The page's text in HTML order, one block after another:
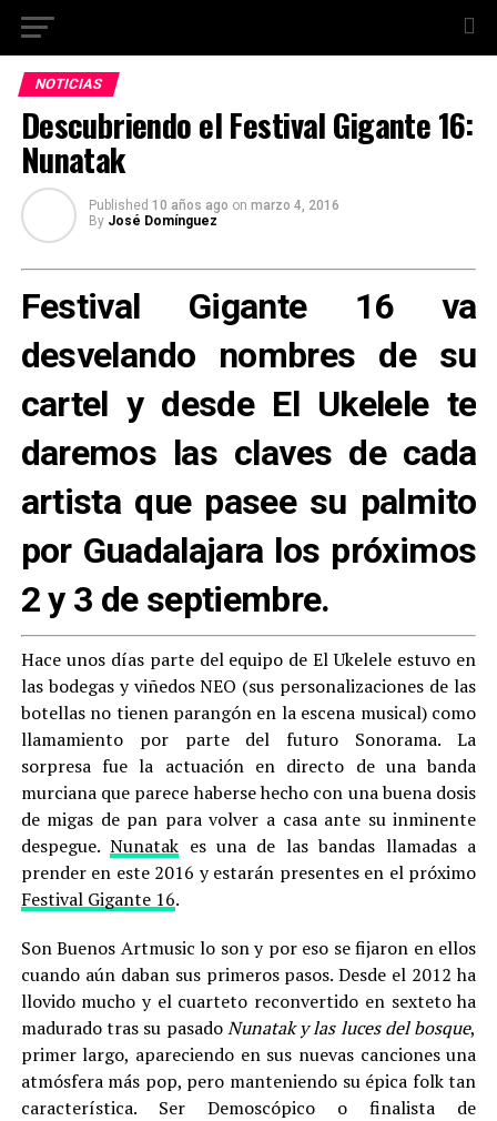
NOTICIAS
Descubriendo el Festival Gigante 16:
Nunatak
Published 10 años ago on marzo 4, 2016
By José Domínguez
Festival Gigante 16 va
desvelando nombres de su
cartel y desde El Ukelele te
daremos las claves de cada
artista que pasee su palmito
por Guadalajara los próximos
2 y 3 de septiembre.
Hace unos días parte del equipo de El Ukelele estuvo en
las bodegas y viñedos NEO (sus personalizaciones de las
botellas no tienen parangón en la escena musical) como
llamamiento por parte del futuro Sonorama. La
sorpresa fue la actuación en directo de una banda
murciana que parece haberse hecho con una buena dosis
de migas de pan para volver a casa ante su inminente
despegue.Nunatak es una de las bandas llamadas a
prender en este 2016 y estarán presentes en el próximo
Festival Gigante 16.
Son Buenos Artmusic lo son y por eso se fijaron en ellos
cuando aún daban sus primeros pasos. Desde el 2012 ha
llovido mucho y el cuarteto reconvertido en sexteto ha
madurado tras su pasadoNunatak y las luces del bosque,
primer largo, apareciendo en sus nuevas canciones una
atmósfera más pop, pero manteniendo su épica folk tan
característica. Ser Demoscópico o finalista de